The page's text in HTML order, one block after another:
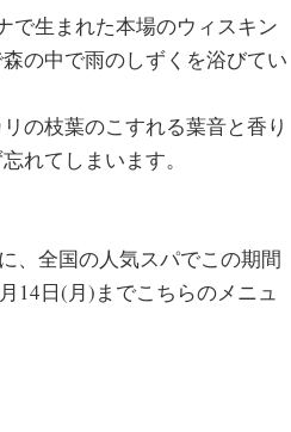
で生まれた本場のウィスキン
の中で雨のしずくを浴びてい
の枝葉のこすれる葉音と香り
れてしまいます。
、全国の人気スパでこの期間
14日(月)までこちらのメニュ